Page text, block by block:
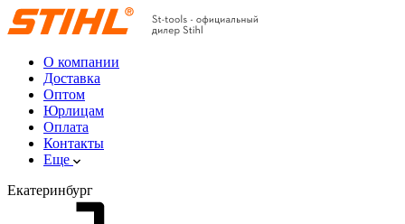
О компании
Доставка
Оптом
Юрлицам
Оплата
Контакты
Еще
Екатеринбург